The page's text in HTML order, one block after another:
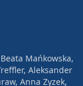
Mańkowska,
Aleksander
Anna Zyzek,